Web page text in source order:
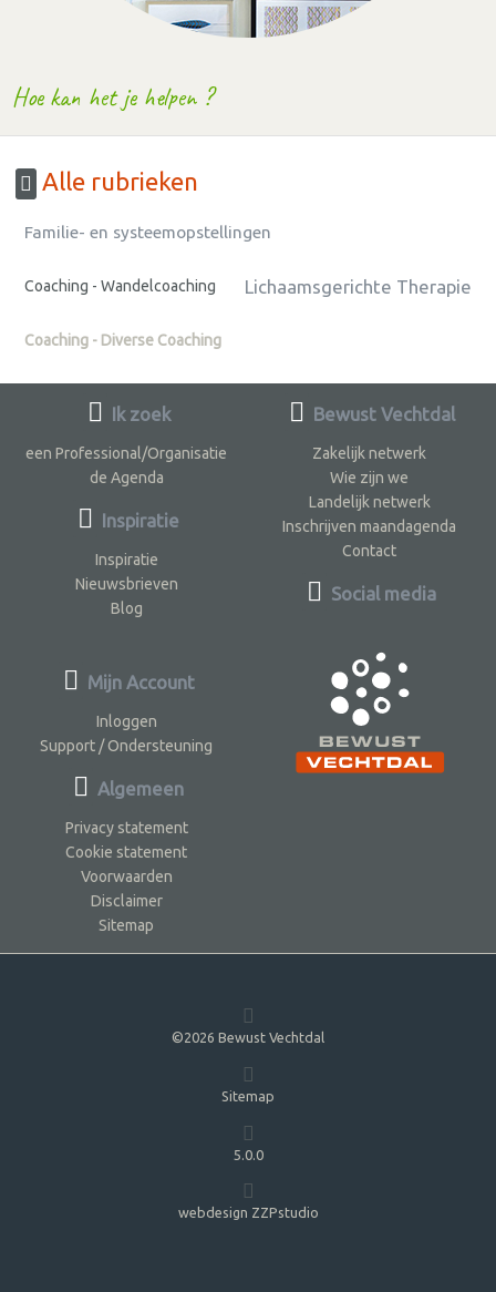
Hoe kan het je helpen ?
Alle rubrieken
Familie- en systeemopstellingen
Coaching - Wandelcoaching Lichaamsgerichte Therapie
Coaching - Diverse Coaching
Ik zoek
een Professional/Organisatie
de Agenda
Inspiratie
Inspiratie
Nieuwsbrieven
Blog
Bewust Vechtdal
Zakelijk netwerk
Wie zijn we
Landelijk netwerk
Inschrijven maandagenda
Contact
Social media
Mijn Account
Inloggen
Support / Ondersteuning
Algemeen
Privacy statement
Cookie statement
Voorwaarden
Disclaimer
Sitemap
©2026 Bewust Vechtdal
Sitemap
5.0.0
webdesign ZZPstudio